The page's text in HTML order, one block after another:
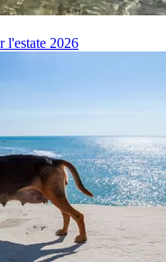
l'estate 2026